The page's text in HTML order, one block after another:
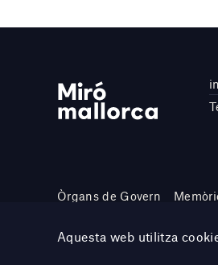
Òrgans de Govern
Site by DOMO—A
Aquesta web utilitza